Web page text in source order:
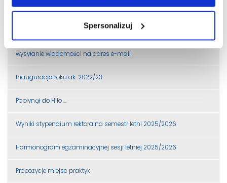
Spersonalizuj
rozproszonego
terminy zjazdów na semestr zimowy 2022/23
wysyłanie wiadomości na adres e-mail
Inauguracja roku ak. 2022/23
Popłynął do Hilo …
Wyniki stypendium rektora na semestr letni 2025/2026
Harmonogram egzaminacyjnej sesji letniej 2025/2026
Propozycje miejsc praktyk